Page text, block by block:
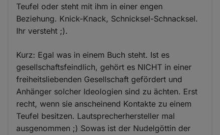
Teufel oder steht mit ihm in einer engen
Beziehung. Knick-Knack, Schnicksel-Schnacksel.
Ihr versteht ;).
Kurz: Egal was in einem Buch steht. Ist es
gesellschaftsfeindlich, gehört es NICHT in einer
freiheitsliebenden Gesellschaft gefördert und
Anhänger solcher Ideologien sind zu ächten. Erst
recht, wenn sie anscheinend Kontakte zu einem
Teufel besitzen. Lautsprecherhersteller mal
ausgenommen ;) Sowas ist der Nudelgöttin der